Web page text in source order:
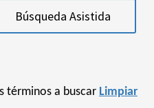
Búsqueda Asistida
términos a buscar Limpiar